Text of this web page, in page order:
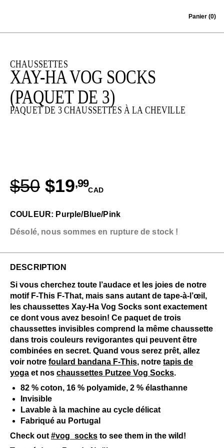
Panier (0)
CHAUSSETTES
XAY-HA VOG SOCKS
(PAQUET DE 3)
PAQUET DE 3 CHAUSSETTES À LA CHEVILLE
$50 $19,99
CAD
COULEUR: Purple/Blue/Pink
Désolé, nous sommes en rupture de stock !
DESCRIPTION
Si vous cherchez toute l’audace et les joies de notre
motif F-This F-That, mais sans autant de tape-à-l’œil,
les chaussettes Xay-Ha Vog Socks sont exactement
ce dont vous avez besoin! Ce paquet de trois
chaussettes invisibles comprend la même chaussette
dans trois couleurs revigorantes qui peuvent être
combinées en secret. Quand vous serez prêt, allez
voir notre foulard bandana F-This, notre tapis de
yoga et nos chaussettes Putzee Vog Socks.
82 % coton, 16 % polyamide, 2 % élasthanne
Invisible
Lavable à la machine au cycle délicat
Fabriqué au Portugal
Check out #vog_socks to see them in the wild!